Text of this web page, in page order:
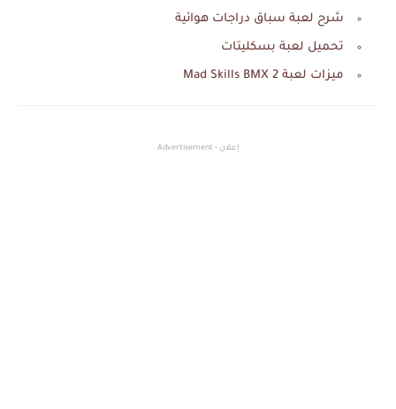
شرح لعبة سباق دراجات هوائية
تحميل لعبة بسكليتات
ميزات لعبة Mad Skills BMX 2
إعلان - Advertisement